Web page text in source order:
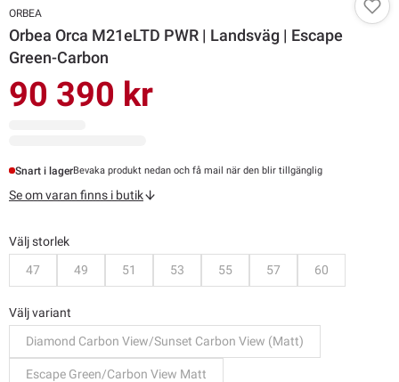
ORBEA
Orbea Orca M21eLTD PWR | Landsväg | Escape
Green-Carbon
90 390 kr
Snart i lagerBevaka produkt nedan och få mail när den blir tillgänglig
Se om varan finns i butik
Välj storlek
47
49 51 53 55 57 60
Välj variant
Diamond Carbon View/Sunset Carbon View (Matt)
Escape Green/Carbon View Matt